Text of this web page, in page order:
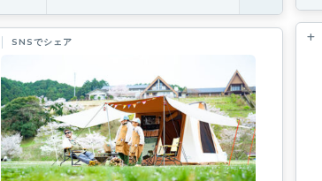
SNSでシェア